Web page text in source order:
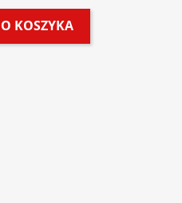
KOSZYKA